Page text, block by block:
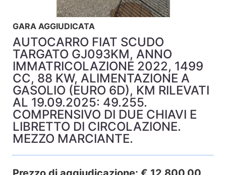
GARA AGGIUDICATA
AUTOCARRO FIAT SCUDO
TARGATO GJ093KM, ANNO
IMMATRICOLAZIONE 2022, 1499
CC, 88 KW, ALIMENTAZIONE A
GASOLIO (EURO 6D), KM RILEVATI
AL 19.09.2025: 49.255.
COMPRENSIVO DI DUE CHIAVI E
LIBRETTO DI CIRCOLAZIONE.
MEZZO MARCIANTE.